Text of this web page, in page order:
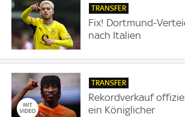
TRANSFER
Fix! Dortmund-
nach Italien
TRANSFER
Rekordverkauf
ein Königlicher